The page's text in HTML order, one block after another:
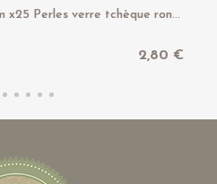
P
erles gris bronze irisé 6mm x25 Perles verre tchèque rondes
2,80 €